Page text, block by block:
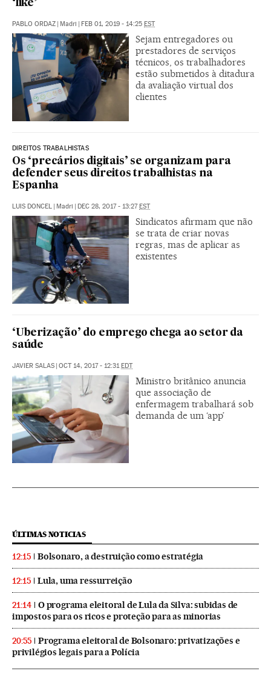
‘like’
PABLO ORDAZ Madri FEB 01, 2019 - 14:25 EST
Sejam entregadores ou
prestadores de serviços
técnicos, os trabalhadores
estão submetidos à ditadura
da avaliação virtual dos
clientes
DIREITOS TRABALHISTAS
Os ‘precários digitais’ se organizam para
defender seus direitos trabalhistas na
Espanha
LUIS DONCEL Madri DEC 28, 2017 - 13:27 EST
Sindicatos afirmam que não
se trata de criar novas
regras, mas de aplicar as
existentes
‘Uberização’ do emprego chega ao setor da
saúde
JAVIER SALAS | OCT 14, 2017 - 12:31EDT
Ministro britânico anuncia
que associação de
enfermagem trabalhará sob
demanda de um ‘app’
ÚLTIMAS NOTICIAS
12:15 Bolsonaro, a destruição como estratégia
12:15 Lula, uma ressurreição
21:14
O programa eleitoral de Lula da Silva: subidas de
impostos para os ricos e proteção para as minorias
20:55
Programa eleitoral de Bolsonaro: privatizações e
privilégios legais para a Polícia